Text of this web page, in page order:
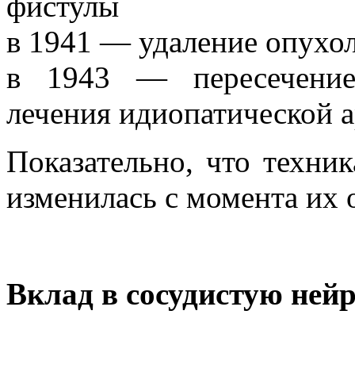
в 1941 — удаление
в 1943 —
лечения идиопатической
Показательно, что
изменилась с момента
Вклад в сосудистую